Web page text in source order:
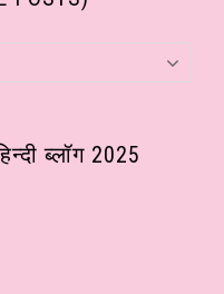
ब्लॉग 2025